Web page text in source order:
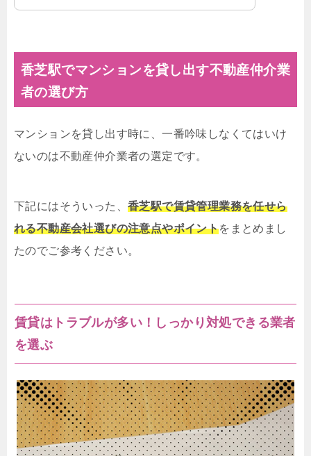
香芝駅でマンションを貸し出す不動産仲介業
者の選び方
マンションを貸し出す時に、一番吟味しなくてはいけ
ないのは不動産仲介業者の選定です。
下記にはそういった、 香芝駅で賃貸管理業務を任せら
れる不動産会社選びの注意点やポイントをまとめまし
たのでご参考ください。
賃貸はトラブルが多い！しっかり対処できる業者
を選ぶ